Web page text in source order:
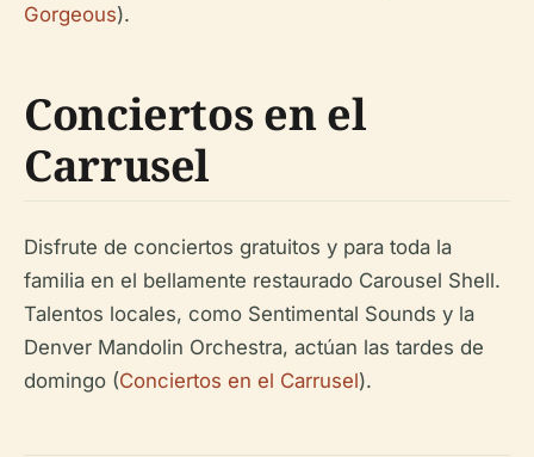
Gorgeous).
Conciertos en el
Carrusel
Disfrute de conciertos gratuitos y para toda la
familia en el bellamente restaurado Carousel Shell.
Talentos locales, como Sentimental Sounds y la
Denver Mandolin Orchestra, actúan las tardes de
domingo (Conciertos en el Carrusel).